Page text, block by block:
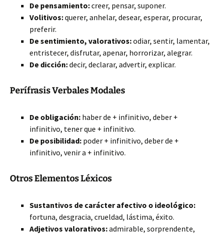
De pensamiento:creer, pensar, suponer.
Volitivos:querer, anhelar, desear, esperar, procurar,
preferir.
De sentimiento, valorativos:odiar, sentir, lamentar,
entristecer, disfrutar, apenar, horrorizar, alegrar.
De dicción:decir, declarar, advertir, explicar.
Perífrasis Verbales Modales
De obligación: haber de + infinitivo, deber +
infinitivo, tener que + infinitivo.
De posibilidad: poder + infinitivo, deber de +
infinitivo, venir a + infinitivo.
Otros Elementos Léxicos
Sustantivos de carácter afectivo o ideológico:
fortuna, desgracia, crueldad, lástima, éxito.
Adjetivos valorativos:admirable, sorprendente,